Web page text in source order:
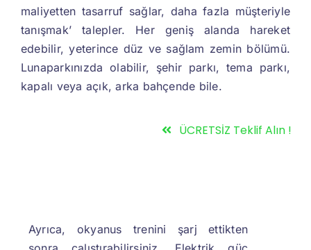
maliyetten tasarruf sağlar, daha fazla müşteriyle
tanışmak’ talepler. Her geniş alanda hareket
edebilir, yeterince düz ve sağlam zemin bölümü.
Lunaparkınızda olabilir, şehir parkı, tema parkı,
kapalı veya açık, arka bahçende bile.
ÜCRETSİZ Teklif Alın !
Ayrıca, okyanus trenini şarj ettikten